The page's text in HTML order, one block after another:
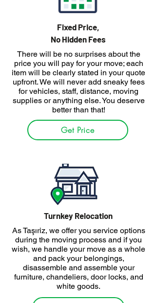
Fixed Price,
No Hidden Fees
There will be no surprises about the
price you will pay for your move; each
item will be clearly stated in your quote
upfront. We will never add sneaky fees
for vehicles, staff, distance, moving
supplies or anything else. You deserve
better than that!
Get Price
Turnkey Relocation
As Taşıriz, we offer you service options
during the moving process and if you
wish, we handle your move as a whole
and pack your belongings,
disassemble and assemble your
furniture, chandeliers, door locks, and
white goods.